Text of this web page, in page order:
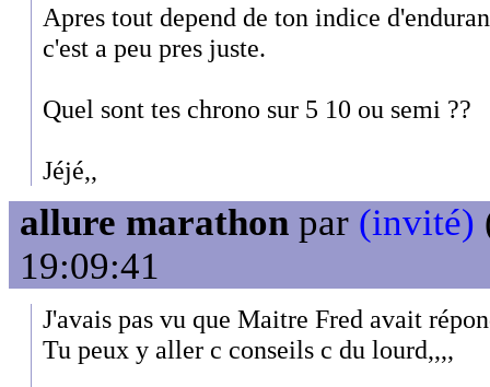
Apres tout depend de ton indice
c'est a peu pres juste.
Quel sont tes chrono sur 5 10 ou semi ??
Jéjé,,
allure marathon par (invité)
19:09:41
J'avais pas vu que Maitre Fred avait
Tu peux y aller c conseils c du lourd,,,,